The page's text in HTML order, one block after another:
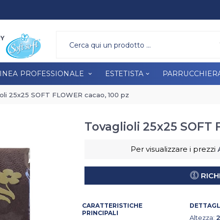
PROFESSIONALE
PROFESSIONALE ESTETISTA
25x25 SOFT FLOWER cacao, 100 pz
Tovaglioli 25x25 SOFT
Per visualizzare i prezzi
CARATTERISTICHE
PRINCIPALI
Altezza: